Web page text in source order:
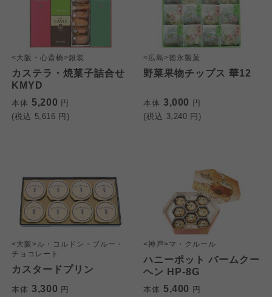
<大阪・心斎橋>銀装
カステラ・焼菓子詰合せ
KMYD
本体 5,200 円
(税込 5,616 円)
<広島>徳永製菓
野菜果物チップス 華12
本体 3,000 円
(税込 3,240 円)
<大阪>ル・コルドン・ブルー・
チョコレート
カスタードプリン
本体 3,300 円
<神戸>マ・クルール
ハニーポット バームクー
ヘン HP-8G
本体 5,400 円